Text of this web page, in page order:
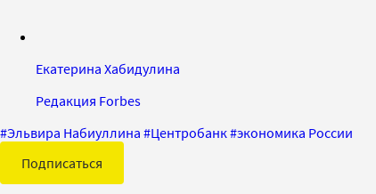
Екатерина Хабидулина
Редакция Forbes
#Эльвира Набиуллина #Центробанк#экономика России
Подписаться